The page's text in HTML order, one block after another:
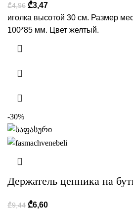
₾4,96 ₾3,47
иголка высотой 30 см. Размер
100*85 мм. Цвет желтый.
-30%
Держатель ценника на
₾9,44 ₾6,60